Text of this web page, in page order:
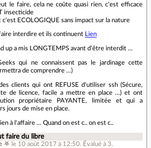
le faire, cela ne coûte quasi rien, c'est efficace
insecticide
c'est ECOLOGIQUE sans impact sur la nature
faire interdire et ils continuent Lien
up a mis LONGTEMPS avant d'être interdit …
qui ne connaissent pas le jardinage cette
de comprendre …)
clients qui ont REFUSE d'utiliser ssh (Sécure,
de licence, facile a mettre en place …) et ont
propriétaire PAYANTE, limitée et qui a
jours de mise en place.
à l'affaire … Quand on est c.. on est c..
faire du libre
⛧ le 10 août 2017 à 12:50. Évalué à 3.